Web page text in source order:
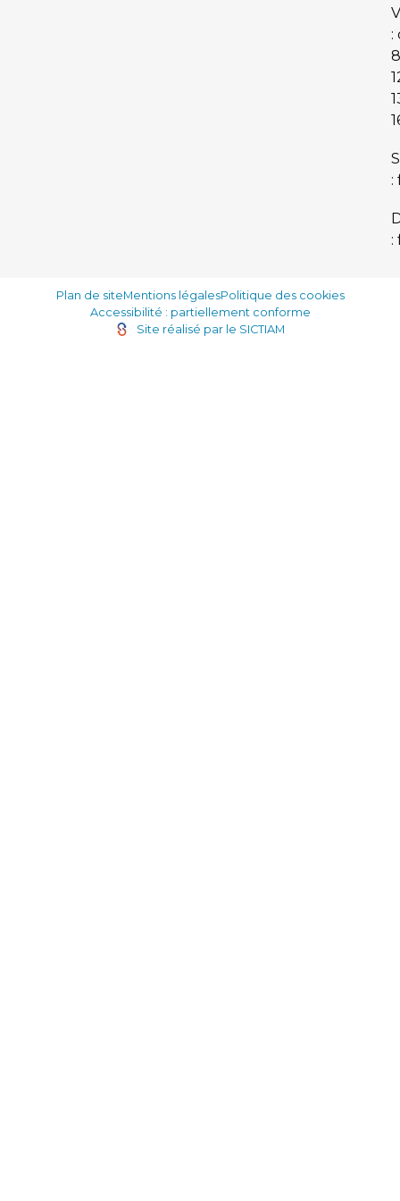
:
:
:
Plan de siteMentions légalesPolitique des cookies
Accessibilité : partiellement conforme
Site réalisé par le SICTIAM